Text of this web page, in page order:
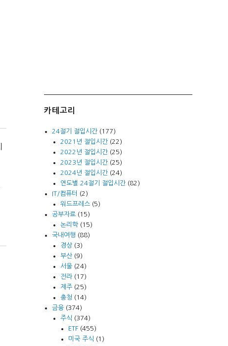
카테고리
24절기 절입시간 (177)
2021년 절입시간(22)
2022년 절입시간(25)
2023년 절입시간(25)
2024년 절입시간(24)
연도별 24절기 절입시간(82)
IT/컴퓨터
(2)
워드프레스(5)
공부자료 (15)
논리학(15)
국내여행 (88)
경상(3)
부산(9)
서울(24)
전라(17)
제주(25)
충청 (14)
금융 (374)
주식 (374)
ETF(455)
미국 주식 (1)